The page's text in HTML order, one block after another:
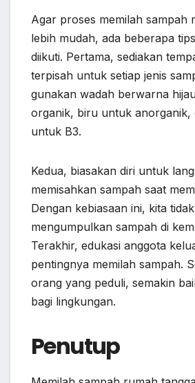
Agar proses memilah sampah
lebih mudah, ada beberapa
diikuti. Pertama, sediakan
terpisah untuk setiap jenis
gunakan wadah berwarna
organik, biru untuk anorganik,
untuk B3.
Kedua, biasakan diri untuk
memisahkan sampah saat
Dengan kebiasaan ini, kita
mengumpulkan sampah di
Terakhir, edukasi anggota
pentingnya memilah sampah.
orang yang peduli, semakin
bagi lingkungan.
Penutup